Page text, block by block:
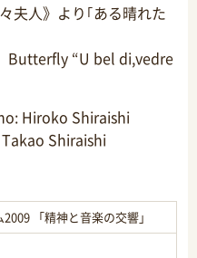
夫人》より｢ある晴れた
“U bel di,vedre
Hiroko Shiraishi
Shiraishi
「精神と音楽の交響」